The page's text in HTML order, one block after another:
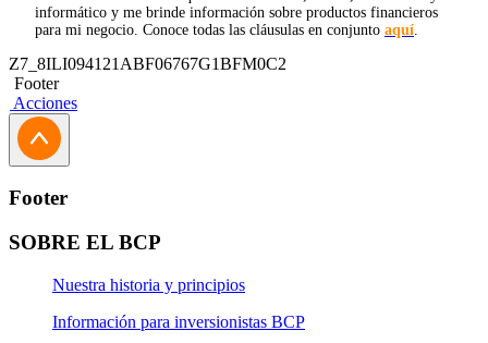
informático y me brinde información sobre productos financieros
para mi negocio. Conoce todas las cláusulas en conjunto aquí
Z7_8ILI094121ABF06767G1BFM0C2
Footer
Acciones
Footer
SOBRE EL BCP
Nuestra historia y principios
Información para inversionistas BCP